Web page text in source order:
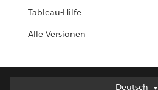
Tableau-Hilfe
Alle Versionen
Deutsch
Deutsch